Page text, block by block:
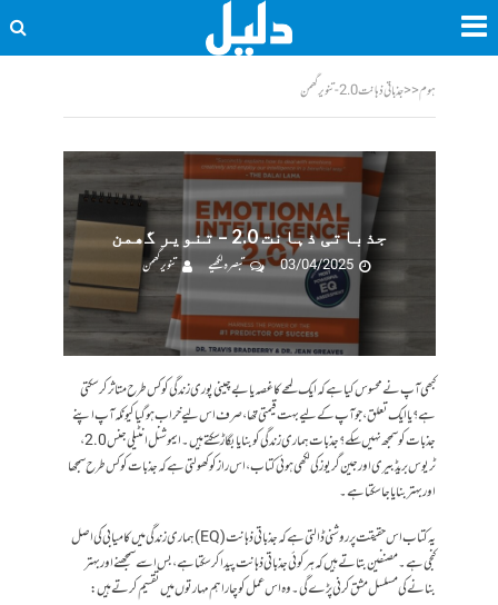
ہوم<<جذباتی ذہانت 2.0 - تنویر گھمن
جذباتی ذہانت 2.0 – تنویر گھمن
03/04/2025
تبصرہ لکھیے تنویر گھمن
کبھی آپ نے محسوس کیا ہے کہ ایک لمحے کا غصہ یا بے چینی پوری زندگی کو کس طرح متاثر کر سکتی
ہے؟ یا ایک تعلق، جو آپ کے لیے بہت قیمتی تھا، صرف اس لیے خراب ہو گیا کیونکہ آپ اپنے
جذبات کو سمجھ نہیں سکے؟ جذبات ہماری زندگی کو بنا یا بگاڑ سکتے ہیں۔ ایموشنل انٹیلی جنس 2.0،
ٹریوس بریڈبیری اور جین گریوز کی لکھی ہوئی کتاب، اس راز کو کھولتی ہے کہ جذبات کو کس طرح سمجھا
اور بہتر بنایا جا سکتا ہے۔
یہ کتاب اس حقیقت پر روشنی ڈالتی ہے کہ جذباتی ذہانت (EQ) ہماری زندگی میں کامیابی کی اصل
کنجی ہے۔ مصنفین بتاتے ہیں کہ ہر کوئی جذباتی ذہانت پیدا کر سکتا ہے، بس اسے سمجھنے اور بہتر
بنانے کی مسلسل مشق کرنی پڑے گی۔ وہ اس عمل کو چار اہم مہارتوں میں تقسیم کرتے ہیں: